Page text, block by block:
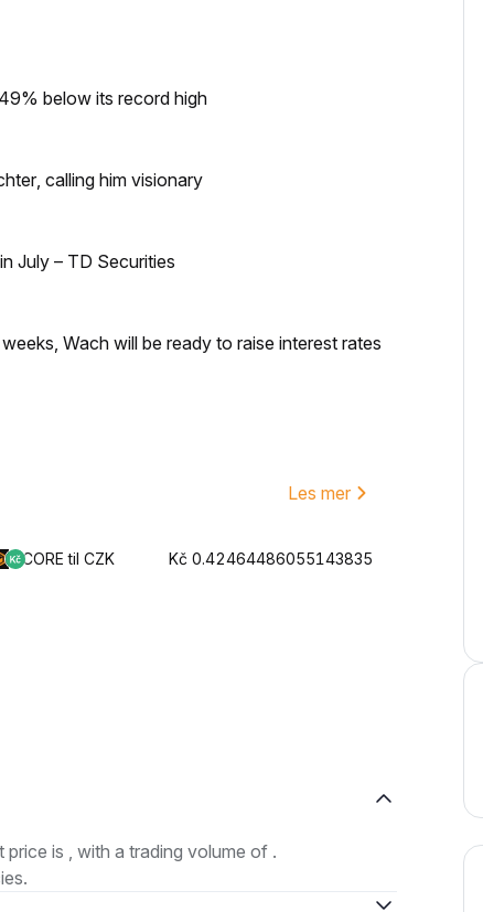
below its record high
calling him visionary
July – TD Securities
Wach will be ready to raise interest rates
Les mer
CORE til CZK Kč 0.42464486055143835
is , with a trading volume of .